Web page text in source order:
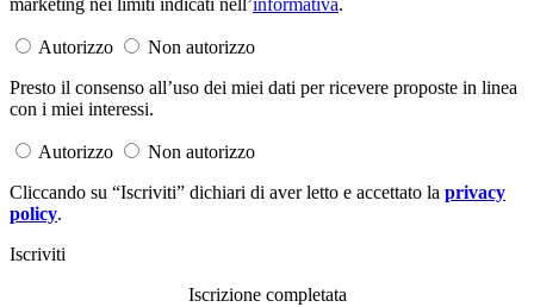
marketing nei limiti indicati nell’informativa.
Autorizzo
Non autorizzo
Presto il consenso all’uso dei miei dati per ricevere proposte in linea
con i miei interessi.
Autorizzo
Non autorizzo
Cliccando su “Iscriviti” dichiari di aver letto e accettato la privacy
policy.
Iscriviti
Iscrizione completata